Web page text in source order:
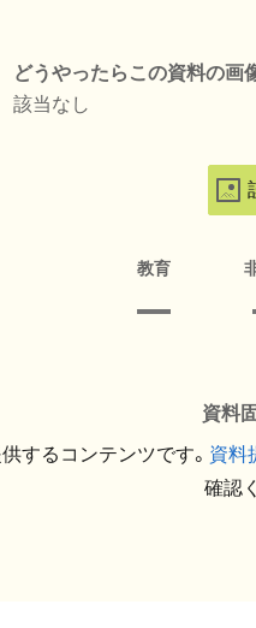
どうやったらこの資料の画
該当なし
教育
資料
するコンテンツです。 資料
確認